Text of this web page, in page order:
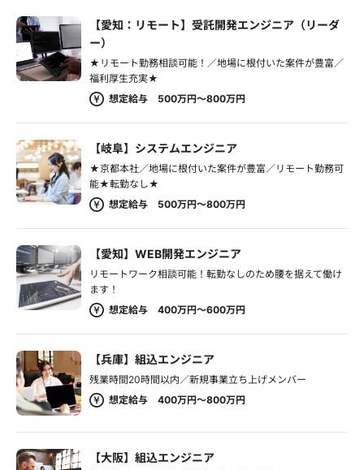
【愛知：リモート】受託開発エンジニア（リーダ
ー）
★リモート勤務相談可能！／地場に根付いた案件が豊富／
福利厚生充実★
想定給与 500万円～800万円
【岐阜】システムエンジニア
★京都本社／地場に根付いた案件が豊富／リモート勤務可
能★転勤なし★
想定給与 500万円～800万円
【愛知】WEB開発エンジニア
リモートワーク相談可能！転勤なしのため腰を据えて働け
ます！
想定給与 400万円～600万円
【兵庫】組込エンジニア
残業時間20時間以内／新規事業立ち上げメンバー
想定給与 400万円～800万円
【大阪】組込エンジニア